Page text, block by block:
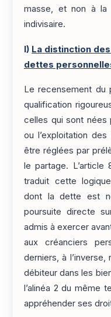
masse, et non à
indivisaire.
I) La distinction
dettes
Le recensement du
qualification
celles qui sont nées
ou l’exploitation
être réglées par
le partage. L’article
traduit cette
dont la dette est
poursuite directe
admis à exercer
aux créanciers
derniers, à
débiteur dans les
l’alinéa 2 du même
appréhender ses